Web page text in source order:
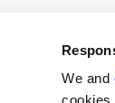
We and